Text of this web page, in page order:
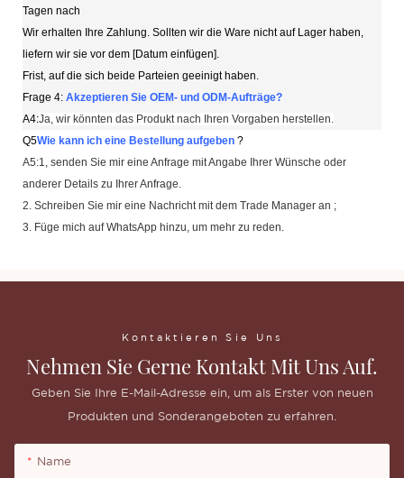
Tagen nach
Wir erhalten Ihre Zahlung. Sollten wir die Ware nicht auf Lager haben,
liefern wir sie vor dem [Datum einfügen].
Frist, auf die sich beide Parteien geeinigt haben.
Frage 4: Akzeptieren Sie OEM- und ODM-Aufträge?
A4:Ja, wir könnten das Produkt nach Ihren Vorgaben herstellen.
Q5Wie kann ich eine Bestellung aufgeben ?
A5:1, senden Sie mir eine Anfrage mit Angabe Ihrer Wünsche oder
anderer Details zu Ihrer Anfrage.
2. Schreiben Sie mir eine Nachricht mit dem Trade Manager an ;
3. Füge mich auf WhatsApp hinzu, um mehr zu reden.
Kontaktieren Sie Uns
Nehmen Sie Gerne Kontakt Mit Uns Auf.
Geben Sie Ihre E-Mail-Adresse ein, um als Erster von neuen
Produkten und Sonderangeboten zu erfahren.
Name